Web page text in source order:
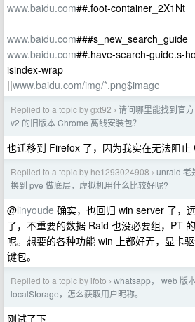
www.baidu.com##.foot-container_2X1Nt
www.baidu.com###s_new_search_guide
www.baidu.com##.have-search-guide.s-
isindex-wrap
||www.baidu.com/img/*.png$image
Replied to a topic by gxt92 › 请问哪里能找到官
v2 的旧版本 Chrome 离线安装包？
也迁移到 Firefox 了，因为我实在无法阻止
Replied to a topic by he1293024908 › unraid 老
换到 pve 做底层，虚拟机用什么比较好呢?
@linyoude 确实，也回归 win server 了，
了，不重要的数据 Raid 也没必要组，PT
呢。想要的各种功能 win 上都好弄，显卡
键包。
Replied to a topic by ifoto › whatsapp， web 版
localStorage，怎么获取用户昵称。
刚试了下